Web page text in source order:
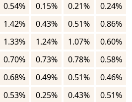
0.54% 0.15% 0.21%
0.24%
1.42% 0.43% 0.51%
0.86%
1.33% 1.24% 1.07%
0.60%
0.70% 0.73% 0.78%
0.58%
0.68% 0.49% 0.51%
0.46%
0.53% 0.25% 0.43%
0.51%